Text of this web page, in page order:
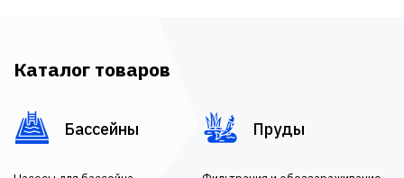
Каталог товаров
Бассейны Пруды